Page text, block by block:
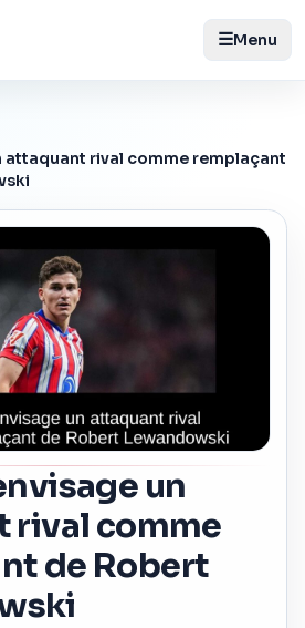
☰Menu
attaquant rival comme remplaçant
un
rival comme
de Robert